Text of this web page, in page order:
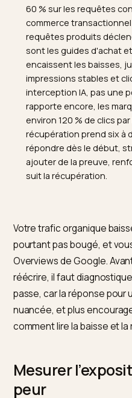
TL;DR
Les AI Overviews
recherches et font
60 % sur les requêtes
commerce
requêtes produits
sont les guides
encaissent les
impressions stables
interception IA, pas
rapporte encore, les
répondre dès le
ajouter de la preuve,
suit la récupération.
Votre trafic organique
pourtant pas bougé, et
réécrire, il faut
passe, car la réponse